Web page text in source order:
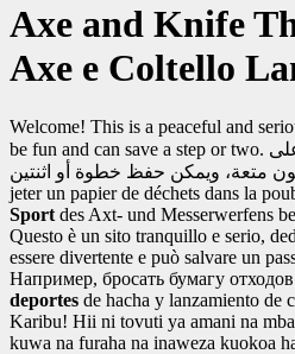
Axe and Knife
Axe e Coltello
Welcome! This is a peaceful and
be fun and can save a step or two.
jeter un papier de déchets dans la
Sport des Axt- und Messerwerfens
Questo è un sito tranquillo e serio,
essere divertente e può salvare un
Например, бросать бумагу
deportes de hacha y lanzamiento de
Karibu! Hii ni tovuti ya amani na
kuwa na furaha na inaweza kuokoa